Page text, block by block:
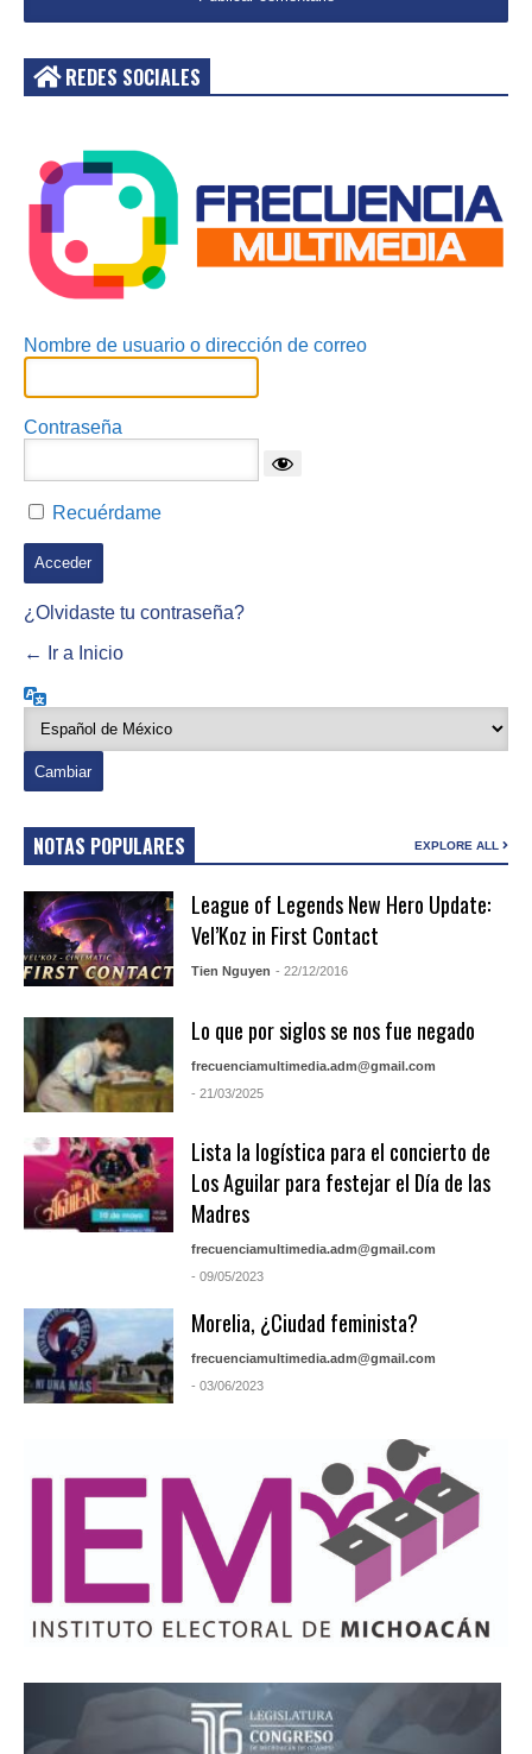
REDES SOCIALES
Nombre de usuario o dirección de correo
Contraseña
Recuérdame
¿Olvidaste tu contraseña?
← Ir a Inicio
NOTAS POPULARES EXPLORE ALL
League of Legends New Hero Update:
Vel’Koz in First Contact
Tien Nguyen - 22/12/2016
Lo que por siglos se nos fue negado
frecuenciamultimedia.adm@gmail.com
- 21/03/2025
Lista la logística para el concierto de
Los Aguilar para festejar el Día de las
Madres
frecuenciamultimedia.adm@gmail.com
- 09/05/2023
Morelia, ¿Ciudad feminista?
frecuenciamultimedia.adm@gmail.com
- 03/06/2023